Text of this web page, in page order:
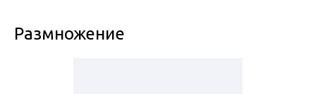
Размножение